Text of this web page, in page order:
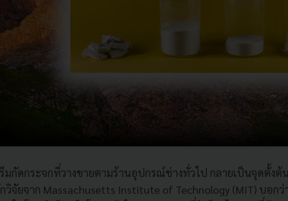
มกัดกระจกที่วางขายตามร้านอุปกรณ์ช่างทั่วไป กลายเป็นจุดตั้ง
วิจัยจาก Massachusetts Institute of Technology (MIT) บอก